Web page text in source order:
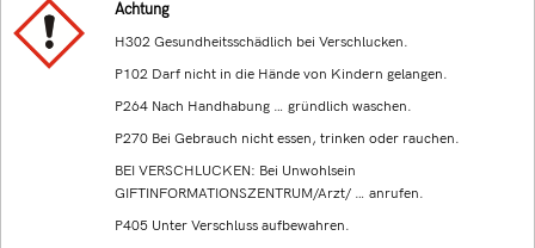
Achtung
H302 Gesundheitsschädlich bei Verschlucken.
P102 Darf nicht in die Hände von Kindern gelangen.
P264 Nach Handhabung … gründlich waschen.
P270 Bei Gebrauch nicht essen, trinken oder rauchen.
BEI VERSCHLUCKEN: Bei Unwohlsein
GIFTINFORMATIONSZENTRUM/Arzt/ … anrufen.
P405 Unter Verschluss aufbewahren.